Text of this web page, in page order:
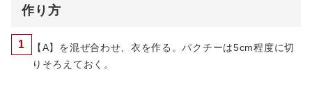
作り方
1
【A】を混ぜ合わせ、衣を作る。パクチーは5cm程度に切
りそろえておく。